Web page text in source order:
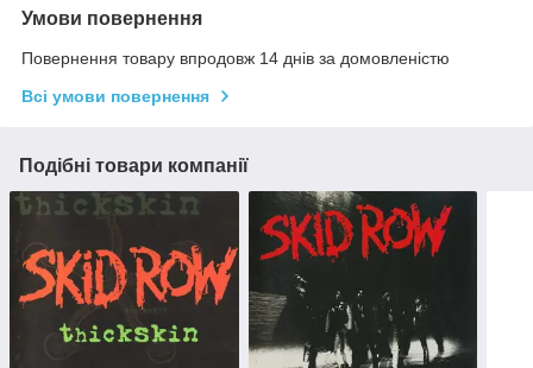
Умови повернення
Повернення товару впродовж 14 днів за домовленістю
Всі умови повернення
Подібні товари компанії